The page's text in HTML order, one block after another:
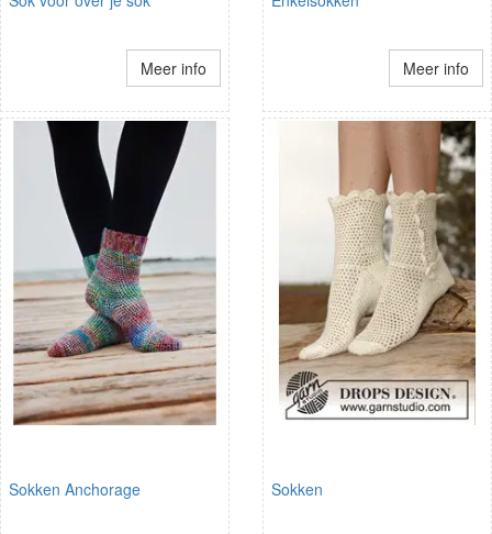
Meer info Meer info
Sokken Anchorage Sokken